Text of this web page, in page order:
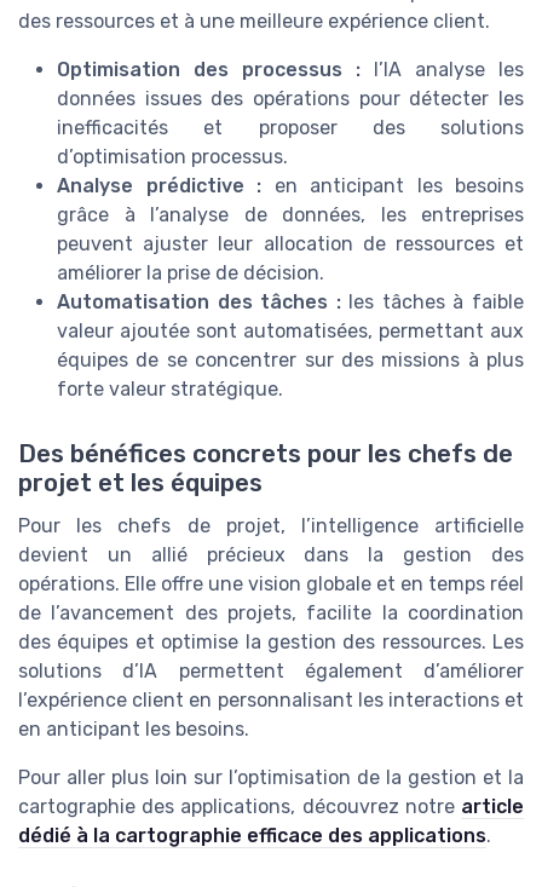
des ressources et à une meilleure expérience client.
Optimisation des processus : l’IA analyse les
données issues des opérations pour détecter les
inefficacités et proposer des solutions
d’optimisation processus.
Analyse prédictive : en anticipant les besoins
grâce à l’analyse de données, les entreprises
peuvent ajuster leur allocation de ressources et
améliorer la prise de décision.
Automatisation des tâches :les tâches à faible
valeur ajoutée sont automatisées, permettant aux
équipes de se concentrer sur des missions à plus
forte valeur stratégique.
Des bénéfices concrets pour les chefs de
projet et les équipes
Pour les chefs de projet, l’intelligence artificielle
devient un allié précieux dans la gestion des
opérations. Elle offre une vision globale et en temps réel
de l’avancement des projets, facilite la coordination
des équipes et optimise la gestion des ressources. Les
solutions d’IA permettent également d’améliorer
l’expérience client en personnalisant les interactions et
en anticipant les besoins.
Pour aller plus loin sur l’optimisation de la gestion et la
cartographie des applications, découvrez notre article
dédié à la cartographie efficace des applications.